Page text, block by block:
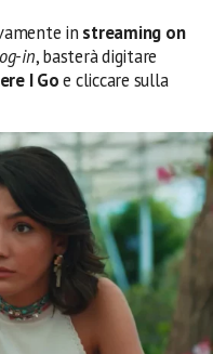
in streaming on
in, basterà digitare
I Goe cliccare sulla